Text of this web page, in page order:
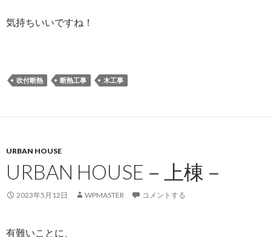
気持ちいいですね！
吹付断熱 断熱工事 木工事
URBAN HOUSE
URBAN HOUSE－上棟－
2023年5月12日 WPMASTER コメントする
有難いことに、